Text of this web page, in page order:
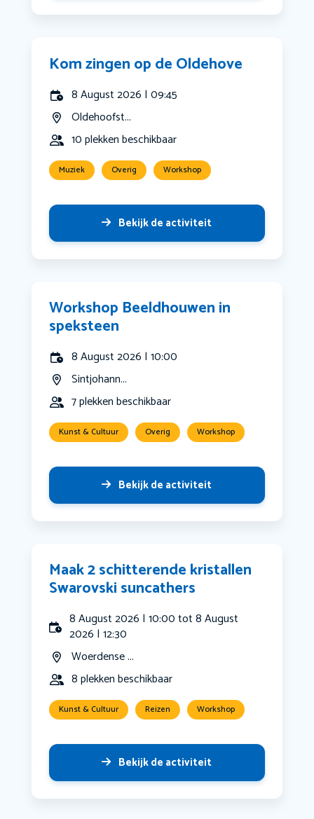
Kom zingen op de Oldehove
8 August 2026 | 09:45
Oldehoofst...
10 plekken beschikbaar
Muziek Overig Workshop
Bekijk de activiteit
Workshop Beeldhouwen in
speksteen
8 August 2026 | 10:00
Sintjohann...
7 plekken beschikbaar
Kunst & Cultuur Overig Workshop
Bekijk de activiteit
Maak 2 schitterende kristallen
Swarovski suncathers
8 August 2026 | 10:00 tot 8 August
2026 | 12:30
Woerdense ...
8 plekken beschikbaar
Kunst & Cultuur Reizen Workshop
Bekijk de activiteit